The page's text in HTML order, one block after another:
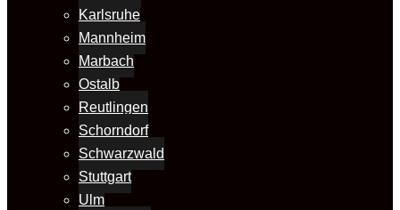
Karlsruhe
Mannheim
Marbach
Ostalb
Reutlingen
Schorndorf
Schwarzwald
Stuttgart
Ulm